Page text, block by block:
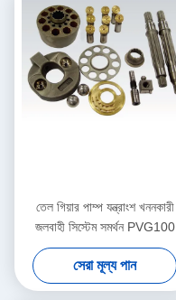
তেল গিয়ার পাম্প যন্ত্রাংশ খননকারী
জলবাহী সিস্টেম সমর্থন PVG100
PVG120 PVG075
সেরা মূল্য পান